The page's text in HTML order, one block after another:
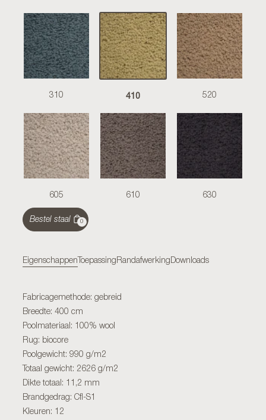
310 410 520
605 610 630
Bestel staal 0
Eigenschappen Toepassing Randafwerking Downloads
Fabricagemethode: gebreid
Breedte: 400 cm
Poolmateriaal: 100% wool
Rug: biocore
Poolgewicht: 990 g/m2
Totaal gewicht: 2626 g/m2
Dikte totaal: 11,2 mm
Brandgedrag: Cfl-S1
Kleuren: 12